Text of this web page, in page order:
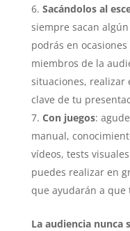
Sacándolos al
siempre sacan
podrás en
miembros de la
situaciones, realizar
clave de tu
Con juegos:
manual,
vídeos, tests
puedes realizar en
que ayudarán a que
La audiencia nunca